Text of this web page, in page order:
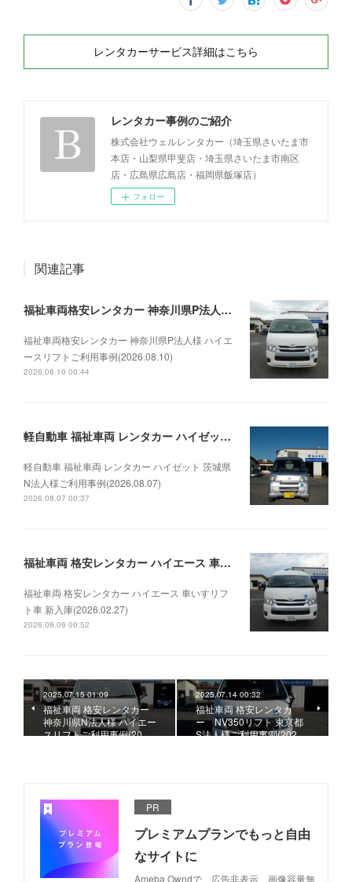
レンタカーサービス詳細はこちら
レンタカー事例のご紹介
株式会社ウェルレンタカー（埼玉県さいたま市
本店・山梨県甲斐店・埼玉県さいたま市南区
店・広島県広島店・福岡県飯塚店）
フォロー
関連記事
福祉車両格安レンタカー 神奈川県P法人様 ハイエースリフトご利用事例(2026.08.10)
福祉車両格安レンタカー 神奈川県P法人様 ハイエ
ースリフトご利用事例(2026.08.10)
2026.08.10 00:44
軽自動車 福祉車両 レンタカー ハイゼット 茨城県N法人様ご利用事例(2026.08.07)
軽自動車 福祉車両 レンタカー ハイゼット 茨城県
N法人様ご利用事例(2026.08.07)
2026.08.07 00:37
福祉車両 格安レンタカー ハイエース 車いすリフト車 新入庫(2026.02.27)
福祉車両 格安レンタカー ハイエース 車いすリフ
ト車 新入庫(2026.02.27)
2026.08.06 00:52
2025.07.15 01:09
福祉車両 格安レンタカー
神奈川県N法人様 ハイエー
スリフトご利用事例(20…
2025.07.14 00:32
福祉車両 格安レンタカ
ー NV350リフト 東京都
S法人様ご利用事例(202…
PR
プレミアムプランでもっと自由
なサイトに
Ameba Owndで、広告非表示、画像容量無